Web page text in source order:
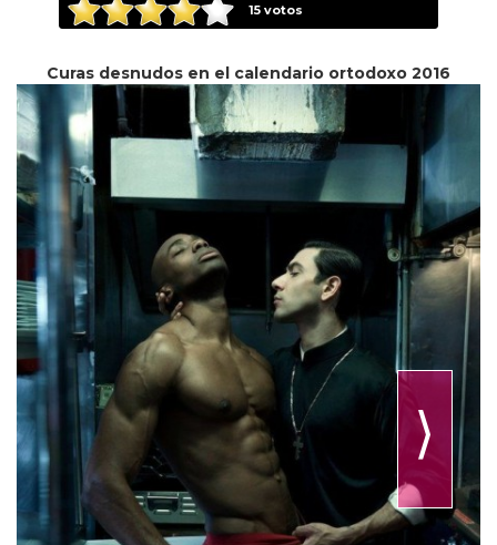
15votos
Curas desnudos en el calendario ortodoxo 2016
⟩